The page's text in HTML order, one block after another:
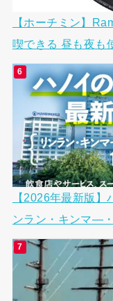
【ホーチミン】
喫できる 昼も夜も
【2026年最新版
ンラン・キンマ―